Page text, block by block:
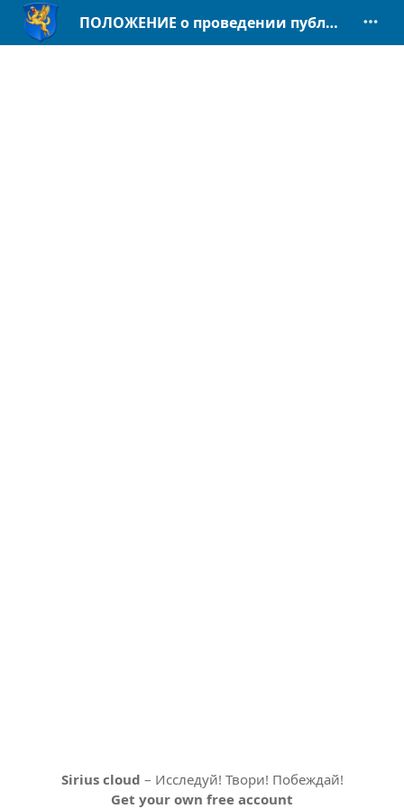
ПОЛОЖЕНИЕ о проведении публичных слушаний по проектам генерального плана федеральной территории «Сириус».pdf
Sirius cloud – Исследуй! Твори! Побеждай!
Get your own free account